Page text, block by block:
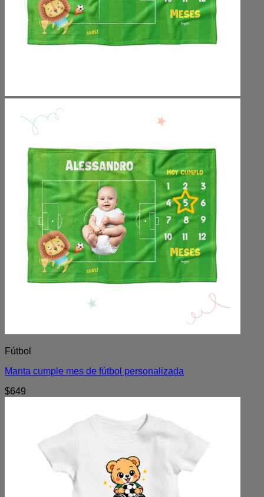
Fútbol
Manta cumple mes de fútbol personalizada
$649